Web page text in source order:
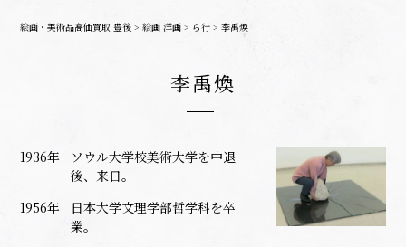
絵画・美術品高価買取 豊後 >絵画 洋画 > ら行 >李禹煥
李禹煥
1936年
ソウル大学校美術大学を中退
後、来日。
1956年
日本大学文理学部哲学科を卒
業。